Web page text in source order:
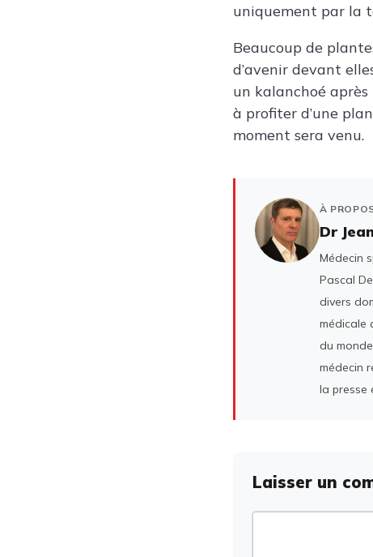
uniquement par la
Beaucoup de
d’avenir devant
un kalanchoé
à profiter d’une
moment sera venu.
À
Dr
Médecin
Pascal
divers
médicale
du
médecin
la presse
Laisser un